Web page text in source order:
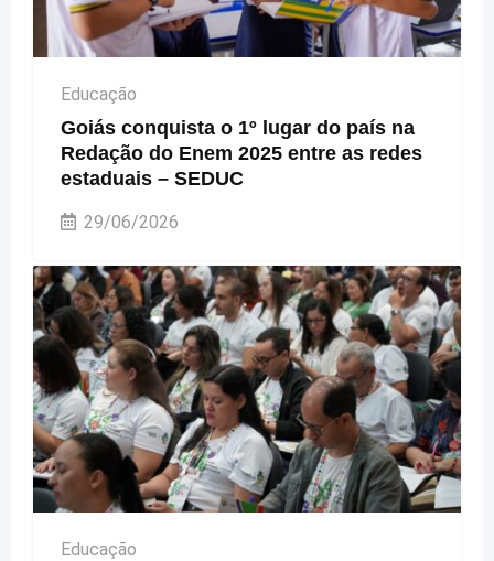
Educação
Goiás conquista o 1º lugar do país na
Redação do Enem 2025 entre as redes
estaduais – SEDUC
29/06/2026
Educação